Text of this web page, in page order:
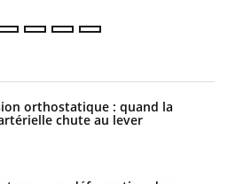
orthostatique : quand la
chute au lever